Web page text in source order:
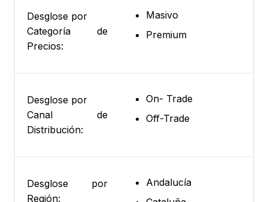
Desglose por
Categoría de
Precios:
Masivo
Premium
Desglose por
Canal de
Distribución:
On- Trade
Off-Trade
Desglose por
Región:
Andalucía